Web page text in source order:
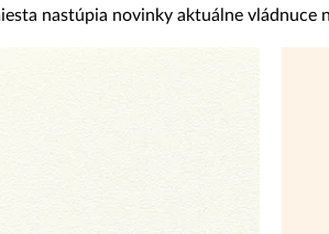
nastúpia novinky aktuálne vládnuce